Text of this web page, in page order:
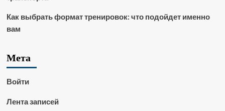
Как выбрать формат тренировок: что подойдет именно
вам
Мета
Войти
Лента записей